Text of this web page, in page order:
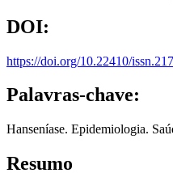
DOI:
https://doi.org/10.22410/
Palavras-chave:
Hanseníase. Epidemiologia.
Resumo